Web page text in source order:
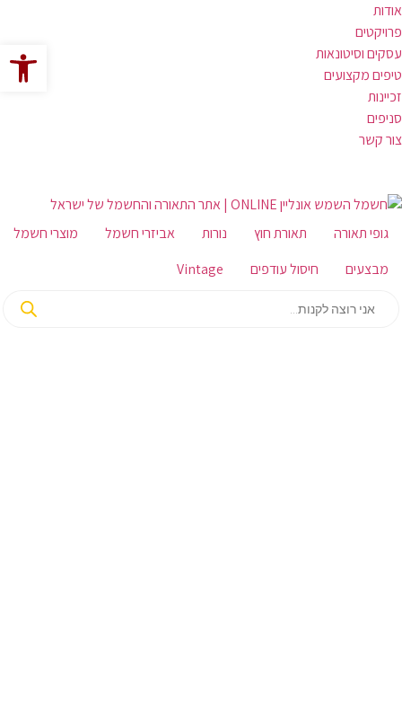
אודות
פרויקטים
עסקים וסיטונאות
טיפים מקצועים
זכיינות
סניפים
צור קשר
גופי תאורה תאורת חוץ נורות אביזרי חשמל
מוצרי חשמל
מבצעים
חיסול עודפים Vintage
פתח